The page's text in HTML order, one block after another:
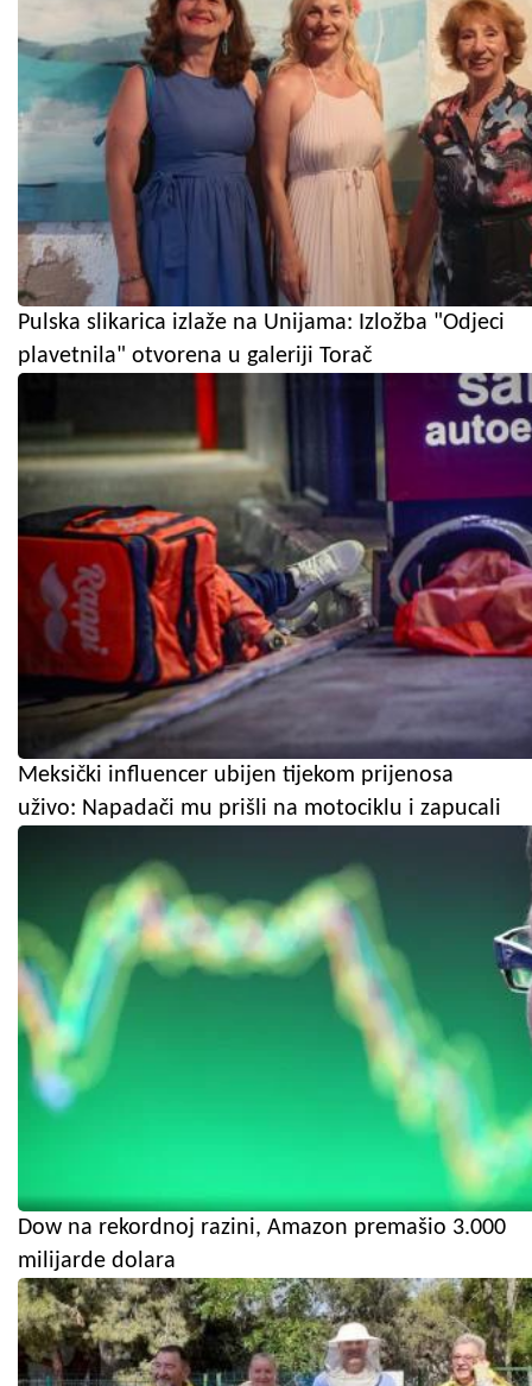
Pulska slikarica izlaže na Unijama: Izložba "Odjeci
plavetnila" otvorena u galeriji Torač
Meksički influencer ubijen tijekom prijenosa
uživo: Napadači mu prišli na motociklu i zapucali
Dow na rekordnoj razini, Amazon premašio 3.000
milijarde dolara